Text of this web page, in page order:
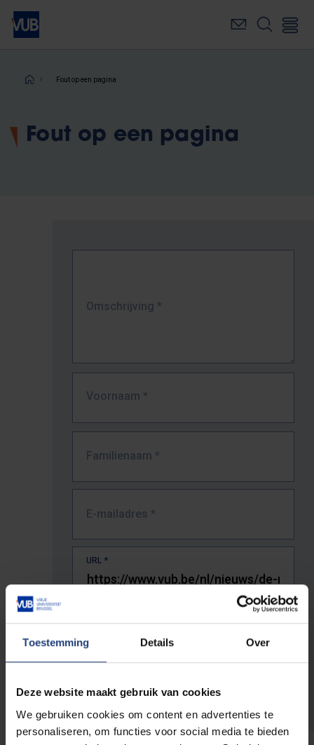
Toestemming Details Over
Deze website maakt gebruik van cookies
We gebruiken cookies om content en advertenties te
personaliseren, om functies voor social media te bieden
Overslaan
naar
inhoudKruimelpad
Fout op een pagina
Fout op een pagina
Omschrijving *
Voornaam *
Familienaam *
E-mailadres *
URL *
De volledige URL van de pagina waar je de fout zag.